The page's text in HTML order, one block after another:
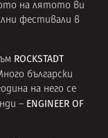
на лятото ви
фестивали в
ROCKSTADT
български
на него се
– ENGINEER OF